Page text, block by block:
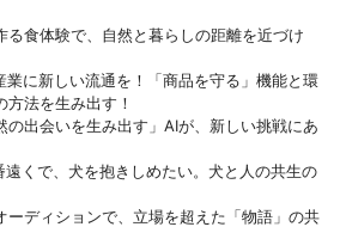
る食体験で、自然と暮らしの距離を近づけ
業に新しい流通を！「商品を守る」機能と環
法を生み出す！
の出会いを生み出す」AIが、新しい挑戦にあ
くで、犬を抱きしめたい。犬と人の共生の
ディションで、立場を超えた「物語」の共